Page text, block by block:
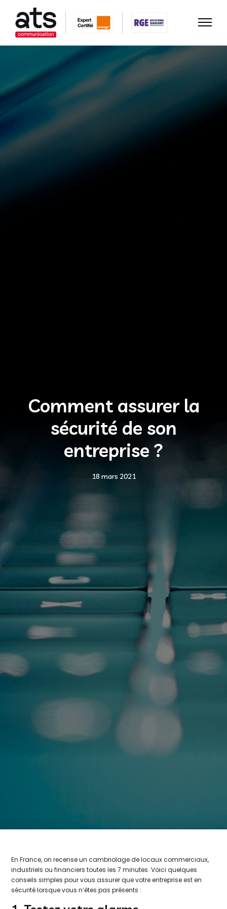
Comment assurer la
sécurité de son
entreprise ?
18 mars 2021
En France, on recense un cambriolage de locaux commerciaux,
industriels ou financiers toutes les 7 minutes. Voici quelques
conseils simples pour vous assurer que votre entreprise est en
sécurité lorsque vous n’êtes pas présents :